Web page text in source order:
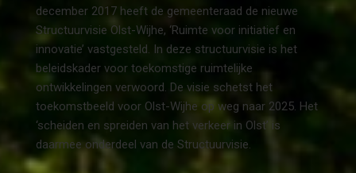
december 2017 heeft de gemeenteraad de nieuwe
Structuurvisie Olst-Wijhe, ‘Ruimte voor initiatief en
innovatie’ vastgesteld. In deze structuurvisie is het
beleidskader voor toekomstige ruimtelijke
ontwikkelingen verwoord. De visie schetst het
toekomstbeeld voor Olst-Wijhe op weg naar 2025. Het
‘scheiden en spreiden van het verkeer in Olst’ is
daarmee onderdeel van de Structuurvisie.